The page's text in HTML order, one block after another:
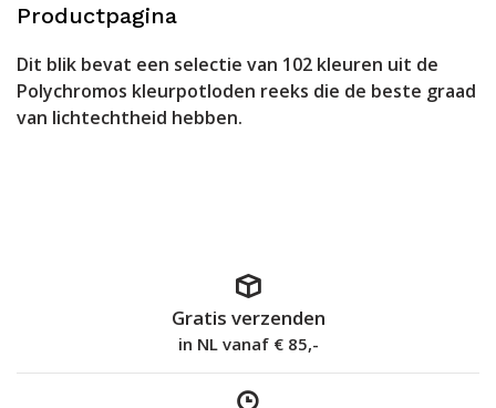
Productpagina
Dit blik bevat een selectie van 102 kleuren uit de
Polychromos kleurpotloden reeks die de beste graad
van lichtechtheid hebben.
Gratis verzenden
in NL vanaf € 85,-